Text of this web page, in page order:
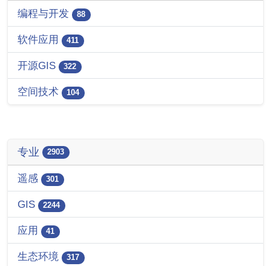
编程与开发 88
软件应用 411
开源GIS 322
空间技术 104
专业 2903
遥感 301
GIS 2244
应用 41
生态环境 317